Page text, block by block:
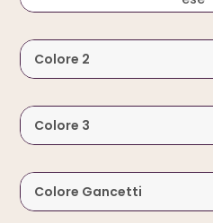
Colore 2
Colore 3
Colore Gancetti